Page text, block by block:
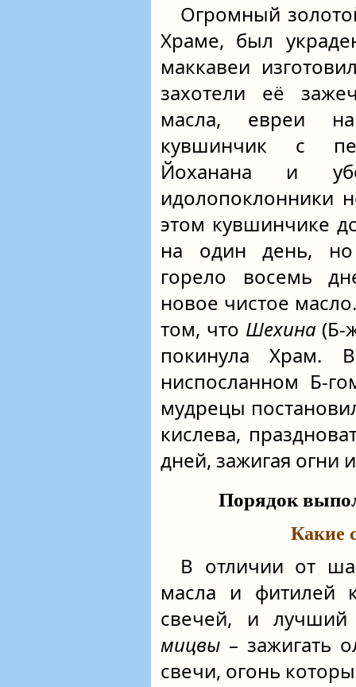
Огромный
Храме, был
маккавеи
захотели её
масла, евреи
кувшинчик с
Йоханана и
идолопоклонники
этом кувшинчике
на один день,
горело восемь
новое чистое
том, что Шехина (Б-
покинула Храм.
ниспосланном Б-
мудрецы
кислева,
дней, зажигая огни
Порядок
Какие
В отличии от
масла и фитилей
свечей, и лучший
мицвы – зажигать
свечи, огонь